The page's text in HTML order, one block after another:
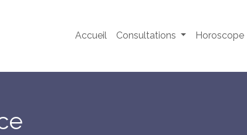
Accueil Consultations Horoscope